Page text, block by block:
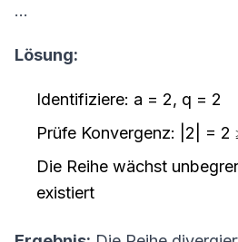
...
Lösung:
Identifiziere: a = 2, q = 2
Prüfe Konvergenz: |2| =
Die Reihe wächst
existiert